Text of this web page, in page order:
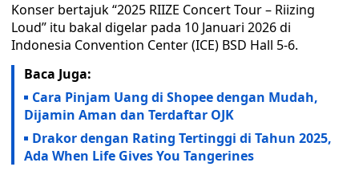
Konser bertajuk “2025 RIIZE Concert Tour – Riizing
Loud” itu bakal digelar pada 10 Januari 2026 di
Indonesia Convention Center (ICE) BSD Hall 5-6.
Baca Juga:
Cara Pinjam Uang di Shopee dengan Mudah,
Dijamin Aman dan Terdaftar OJK
Drakor dengan Rating Tertinggi di Tahun 2025,
Ada When Life Gives You Tangerines